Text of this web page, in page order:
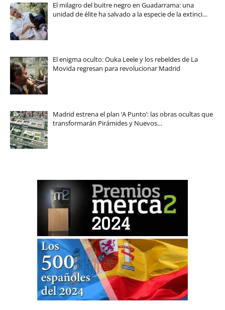
El milagro del buitre negro en Guadarrama: una
unidad de élite ha salvado a la especie de la extinci…
El enigma oculto: Ouka Leele y los rebeldes de La
Movida regresan para revolucionar Madrid
Madrid estrena el plan ‘A Punto’: las obras ocultas que
transformarán Pirámides y Nuevos…